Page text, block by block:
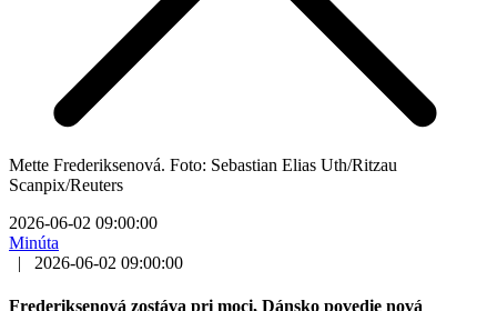
Mette Frederiksenová. Foto: Sebastian Elias Uth/Ritzau
Scanpix/Reuters
2026-06-02 09:00:00
Minúta
|
2026-06-02 09:00:00
Frederiksenová zostáva pri moci, Dánsko povedie nová